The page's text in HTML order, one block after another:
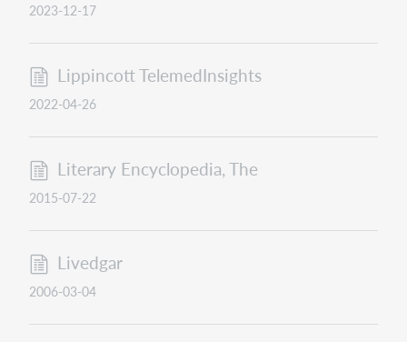
2023-12-17
Lippincott TelemedInsights
2022-04-26
Literary Encyclopedia, The
2015-07-22
Livedgar
2006-03-04